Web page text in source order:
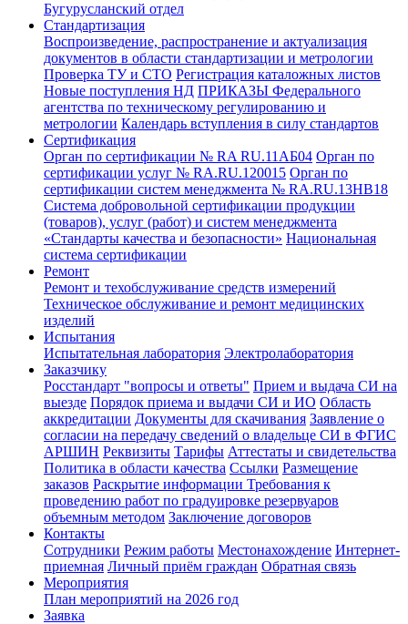
Бугурусланский отдел
Стандартизация
Воспроизведение, распространение и актуализация
документов в области стандартизации и метрологии
Проверка ТУ и СТО Регистрация каталожных листов
Новые поступления НД ПРИКАЗЫ Федерального
агентства по техническому регулированию и
метрологии Календарь вступления в силу стандартов
Сертификация
Орган по сертификации № RA RU.11АБ04 Орган по
сертификации услуг № RA.RU.120015 Орган по
сертификации систем менеджмента № RA.RU.13HB18
Система добровольной сертификации продукции
(товаров), услуг (работ) и систем менеджмента
«Стандарты качества и безопасности» Национальная
система сертификации
Ремонт
Ремонт и техобслуживание средств измерений
Техническое обслуживание и ремонт медицинских
изделий
Испытания
Испытательная лаборатория Электролаборатория
Заказчику
Росстандарт "вопросы и ответы" Прием и выдача СИ на
выезде Порядок приема и выдачи СИ и ИО Область
аккредитации Документы для скачивания Заявление о
согласии на передачу сведений о владельце СИ в ФГИС
АРШИН Реквизиты Тарифы Аттестаты и свидетельства
Политика в области качества Ссылки Размещение
заказов Раскрытие информации Требования к
проведению работ по градуировке резервуаров
объемным методом Заключение договоров
Контакты
Сотрудники Режим работы Местонахождение Интернет-
приемная Личный приём граждан Обратная связь
Мероприятия
План мероприятий на 2026 год
Заявка